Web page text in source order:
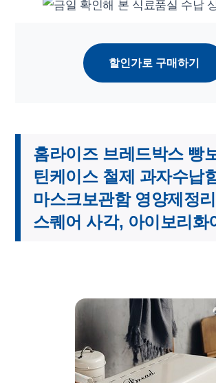
할인가로 구매하기
홈라이즈 브레드박스 빵
틴케이스 철제 과자수납
마스크보관함 영양제정
스퀘어 사각, 아이보리화